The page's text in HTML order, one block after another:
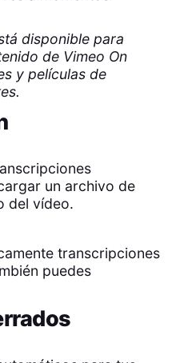
disponible para
de Vimeo On
y películas de
un archivo de
del vídeo.
transcripciones
puedes